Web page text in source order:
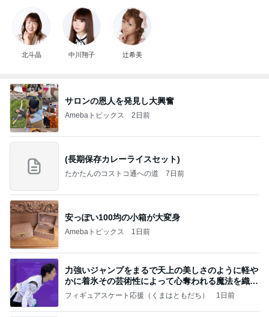
北斗晶 中川翔子 辻希美
サロンの恩人を発見し大興奮
Amebaトピックス 2日前
(長期保存カレーライスセット)
たかたんのコストコ通への道 7日前
安っぽい100均の小箱が大変身
Amebaトピックス 1日前
力強いジャンプをまるで天上の美しさのように軽や
かに着氷その芸術性によって心奪われる魔法を織り
なす
フィギュアスケート応援（くまはともだち） 1日前